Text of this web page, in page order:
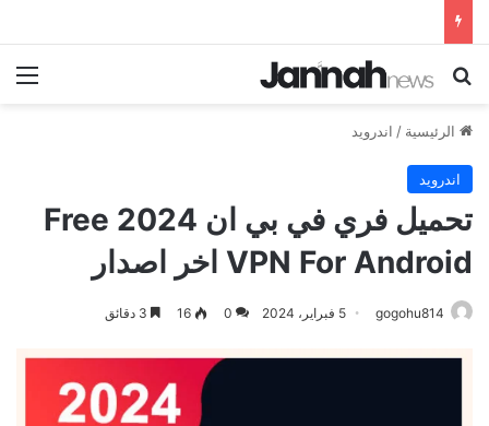
بحث عن
الرئيسية / اندرويد
اندرويد
تحميل فري في بي ان 2024 Free
VPN For Android اخر اصدار
gogohu814 5 فبراير، 2024 0
16